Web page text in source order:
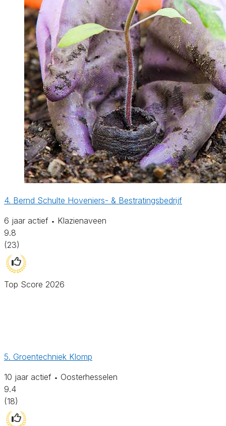
4. Bernd Schulte Hoveniers- & Bestratingsbedrijf
6 jaar actief • Klazienaveen
9.8
(23)
Top Score 2026
5. Groentechniek Klomp
10 jaar actief • Oosterhesselen
9.4
(18)